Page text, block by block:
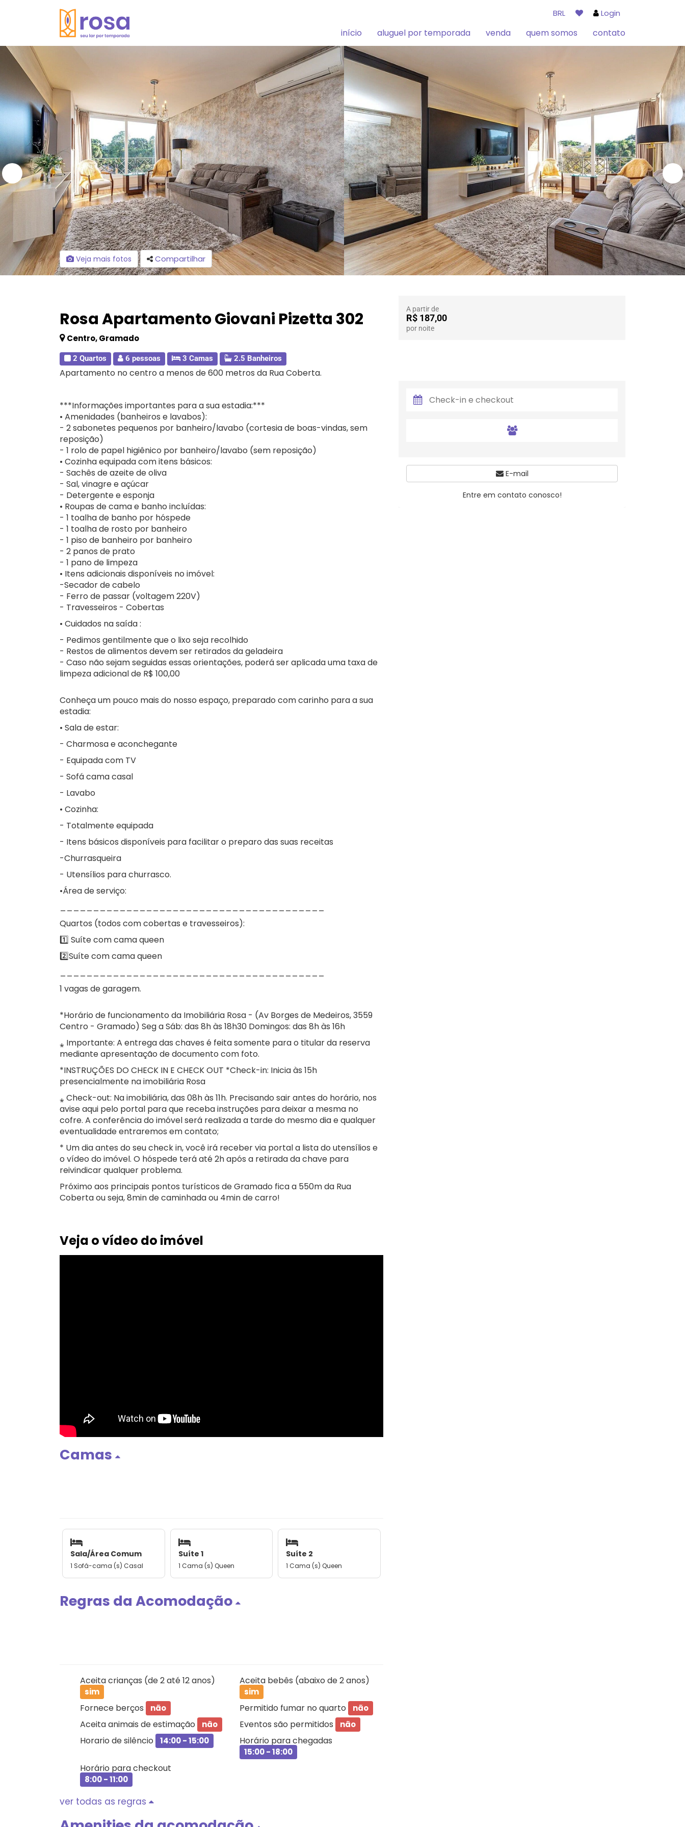
BRL Login
início aluguel por temporada venda quem somos contato
Veja mais fotos Compartilhar
Rosa Apartamento Giovani Pizetta 302
Centro, Gramado
2 Quartos 6 pessoas 3 Camas 2.5 Banheiros
Apartamento no centro a menos de 600 metros da Rua Coberta.
***Informações importantes para a sua estadia:***
• Amenidades (banheiros e lavabos):
- 2 sabonetes pequenos por banheiro/lavabo (cortesia de boas-vindas, sem
reposição)
- 1 rolo de papel higiênico por banheiro/lavabo (sem reposição)
• Cozinha equipada com itens básicos:
- Sachês de azeite de oliva
- Sal, vinagre e açúcar
- Detergente e esponja
• Roupas de cama e banho incluídas:
- 1 toalha de banho por hóspede
- 1 toalha de rosto por banheiro
- 1 piso de banheiro por banheiro
- 2 panos de prato
- 1 pano de limpeza
• Itens adicionais disponíveis no imóvel:
-Secador de cabelo
- Ferro de passar (voltagem 220V)
- Travesseiros - Cobertas
• Cuidados na saída :
- Pedimos gentilmente que o lixo seja recolhido
- Restos de alimentos devem ser retirados da geladeira
- Caso não sejam seguidas essas orientações, poderá ser aplicada uma taxa de
limpeza adicional de R$ 100,00
Conheça um pouco mais do nosso espaço, preparado com carinho para a sua
estadia:
• Sala de estar:
- Charmosa e aconchegante
- Equipada com TV
- Sofá cama casal
- Lavabo
• Cozinha:
- Totalmente equipada
- Itens básicos disponíveis para facilitar o preparo das suas receitas
-Churrasqueira
- Utensílios para churrasco.
•Área de serviço:
Quartos (todos com cobertas e travesseiros):
1️⃣ Suíte com cama queen
2️⃣Suíte com cama queen
1 vagas de garagem.
*Horário de funcionamento da Imobiliária Rosa - (Av Borges de Medeiros, 3559
Centro - Gramado) Seg a Sáb: das 8h às 18h30 Domingos: das 8h às 16h
⁎ Importante: A entrega das chaves é feita somente para o titular da reserva
mediante apresentação de documento com foto.
*INSTRUÇÕES DO CHECK IN E CHECK OUT *Check-in: Inicia às 15h
presencialmente na imobiliária Rosa
⁎ Check-out: Na imobiliária, das 08h às 11h. Precisando sair antes do horário, nos
avise aqui pelo portal para que receba instruções para deixar a mesma no
cofre. A conferência do imóvel será realizada a tarde do mesmo dia e qualquer
eventualidade entraremos em contato;
* Um dia antes do seu check in, você irá receber via portal a lista do utensílios e
o vídeo do imóvel. O hóspede terá até 2h após a retirada da chave para
reivindicar qualquer problema.
Próximo aos principais pontos turísticos de Gramado fica a 550m da Rua
Coberta ou seja, 8min de caminhada ou 4min de carro!
Veja o vídeo do imóvel
Camas
Sala/Área Comum
1 Sofá-cama (s) Casal
Suíte 1
1 Cama (s) Queen
Suíte 2
1 Cama (s) Queen
Regras da Acomodação
Aceita crianças (de 2 até 12 anos)
sim
Aceita bebês (abaixo de 2 anos)
sim
Fornece berços não Permitido fumar no quarto não
Aceita animais de estimação não Eventos são permitidos não
Horario de silêncio 14:00 - 15:00 Horário para chegadas
15:00 - 18:00
Horário para checkout
8:00 - 11:00
ver todas as regras
A partir de
R$ 187,00
por noite
E-mail
Entre em contato conosco!